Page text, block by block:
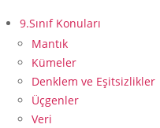
9.Sınıf Konuları
Mantık
Kümeler
Denklem ve Eşitsizlikler
Üçgenler
Veri